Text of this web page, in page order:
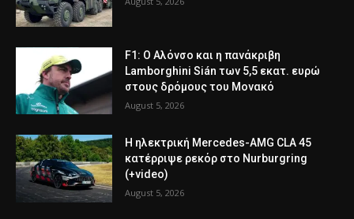
F1: Ο Αλόνσο και η πανάκριβη
Lamborghini Sián των 5,5 εκατ. ευρώ
στους δρόμους του Μονακό
August 5, 2026
Η ηλεκτρική Mercedes-AMG CLA 45
κατέρριψε ρεκόρ στο Nurburgring
(+video)
August 5, 2026